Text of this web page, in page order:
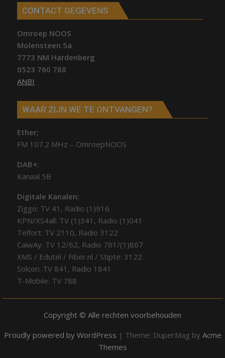
CONTACT GEGEVENS
Omroep NOOS
Molensteen 5a
7773 NM Hardenberg
0523 760 788
ANBI
WAAR ZIJN WE TE ONTVANGEN?
Ether;
FM 107.2 MHz – OmroepNOOS
DAB+:
Kanaal 5B
Digitale Kanalen:
Ziggo: TV 41, Radio (1)916
KPN/XS4all: TV (1)341, Radio (1)041
Telfort: TV 2110, Radio 3122
CaiwAy: TV 12/62, Radio 781/(1)867
XMS / Edutel / Fiber.nl / Stipte: 3122
Solcon: TV 841, Radio 1841
T-Mobile: TV 788
Copyright © Alle rechten voorbehouden
Proudly powered by WordPress | Theme: DuperMag by Acme
Themes